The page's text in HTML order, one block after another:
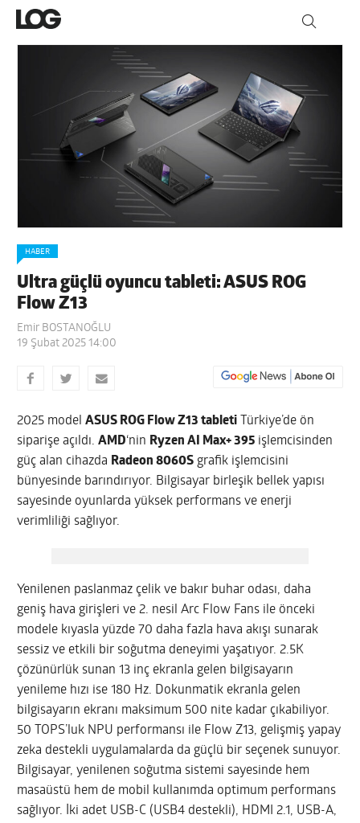
HABER
Ultra güçlü oyuncu tableti: ASUS ROG
Flow Z13
Emir BOSTANOĞLU
19 Şubat 2025 14:00
2025 modelASUS ROG Flow Z13 tableti Türkiye’de ön
siparişe açıldı.AMD‘nin Ryzen AI Max+ 395 işlemcisinden
güç alan cihazda Radeon 8060S grafik işlemcisini
bünyesinde barındırıyor. Bilgisayar birleşik bellek yapısı
sayesinde oyunlarda yüksek performans ve enerji
verimliliği sağlıyor.
Yenilenen paslanmaz çelik ve bakır buhar odası, daha
geniş hava girişleri ve 2. nesil Arc Flow Fans ile önceki
modele kıyasla yüzde 70 daha fazla hava akışı sunarak
sessiz ve etkili bir soğutma deneyimi yaşatıyor. 2.5K
çözünürlük sunan 13 inç ekranla gelen bilgisayarın
yenileme hızı ise 180 Hz. Dokunmatik ekranla gelen
bilgisayarın ekranı maksimum 500 nite kadar çıkabiliyor.
50 TOPS’luk NPU performansı ile Flow Z13, gelişmiş yapay
zeka destekli uygulamalarda da güçlü bir seçenek sunuyor.
Bilgisayar, yenilenen soğutma sistemi sayesinde hem
masaüstü hem de mobil kullanımda optimum performans
sağlıyor. İki adet USB-C (USB4 destekli), HDMI 2.1, USB-A,